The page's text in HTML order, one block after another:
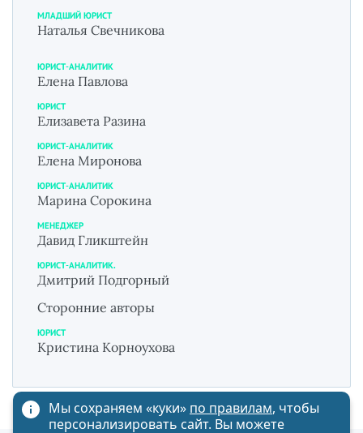
МЛАДШИЙ ЮРИСТ
Наталья Свечникова
ЮРИСТ-АНАЛИТИК
Елена Павлова
ЮРИСТ
Елизавета Разина
ЮРИСТ-АНАЛИТИК
Елена Миронова
ЮРИСТ-АНАЛИТИК
Марина Сорокина
МЕНЕДЖЕР
Давид Гликштейн
ЮРИСТ-АНАЛИТИК.
Дмитрий Подгорный
Сторонние авторы
ЮРИСТ
Кристина Корноухова
Мы сохраняем «куки» по правилам, чтобы
персонализировать сайт. Вы можете